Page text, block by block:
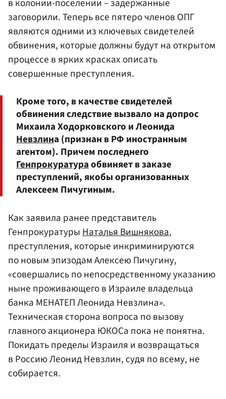
в колонии-поселении – задержанные
заговорили. Теперь все пятеро членов ОПГ
являются одними из ключевых свидетелей
обвинения, которые должны будут на открытом
процессе в ярких красках описать
совершенные преступления.
Кроме того, в качестве свидетелей
обвинения следствие вызвало на допрос
Михаила Ходорковского и Леонида
Невзлина (признан в РФ иностранным
агентом). Причем последнего
Генпрокуратураобвиняет в заказе
преступлений, якобы организованных
Алексеем Пичугиным.
Как заявила ранее представитель
ГенпрокуратурыНаталья Вишнякова,
преступления, которые инкриминируются
по новым эпизодам Алексею Пичугину,
«совершались по непосредственному указанию
ныне проживающего в Израиле владельца
банка МЕНАТЕП Леонида Невзлина».
Техническая сторона вопроса по вызову
главного акционера ЮКОСа пока не понятна.
Покидать пределы Израиля и возвращаться
в Россию Леонид Невзлин, судя по всему, не
собирается.